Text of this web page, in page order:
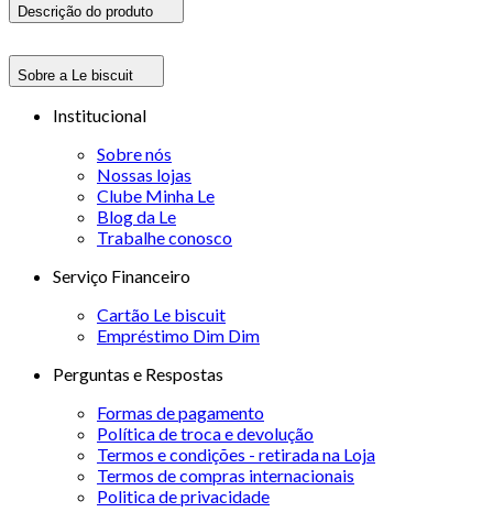
Descrição do produto
Sobre a Le biscuit
Institucional
Sobre nós
Nossas lojas
Clube Minha Le
Blog da Le
Trabalhe conosco
Serviço Financeiro
Cartão Le biscuit
Empréstimo Dim Dim
Perguntas e Respostas
Formas de pagamento
Política de troca e devolução
Termos e condições - retirada na Loja
Termos de compras internacionais
Politica de privacidade